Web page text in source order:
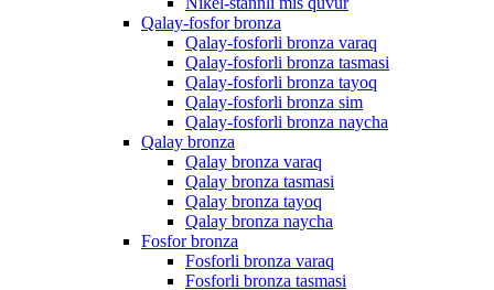
Qalay-fosfor bronza
Qalay-fosforli bronza varaq
Qalay-fosforli bronza tasmasi
Qalay-fosforli bronza tayoq
Qalay-fosforli bronza sim
Qalay-fosforli bronza naycha
Qalay bronza
Qalay bronza varaq
Qalay bronza tasmasi
Qalay bronza tayoq
Qalay bronza naycha
Fosfor bronza
Fosforli bronza varaq
Fosforli bronza tasmasi